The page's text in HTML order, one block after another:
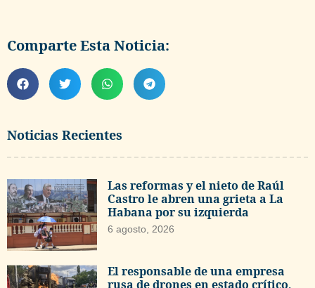
Noticias Recientes
Las reformas y el nieto de Raúl
Castro le abren una grieta a La
Habana por su izquierda
6 agosto, 2026
El responsable de una empresa
rusa de drones en estado crítico,
Comparte Esta Noticia: